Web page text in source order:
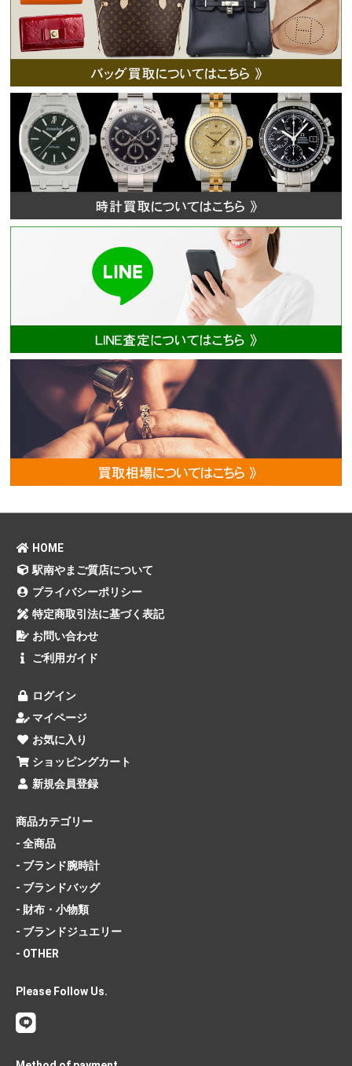
HOME
駅南やまご質店について
プライバシーポリシー
特定商取引法に基づく表記
お問い合わせ
ご利用ガイド
ログイン
マイページ
お気に入り
ショッピングカート
新規会員登録
商品カテゴリー
- 全商品
- ブランド腕時計
- ブランドバッグ
- 財布・小物類
- ブランドジュエリー
- OTHER
Please Follow Us.